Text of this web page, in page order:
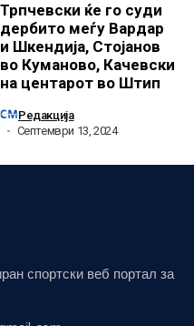
Трпчевски ќе го суди
дербито меѓу Вардар
и Шкендија, Стојанов
во Куманово, Качевски
на центарот во Штип
Редакција
Септември 13, 2024
спортски веб портал за